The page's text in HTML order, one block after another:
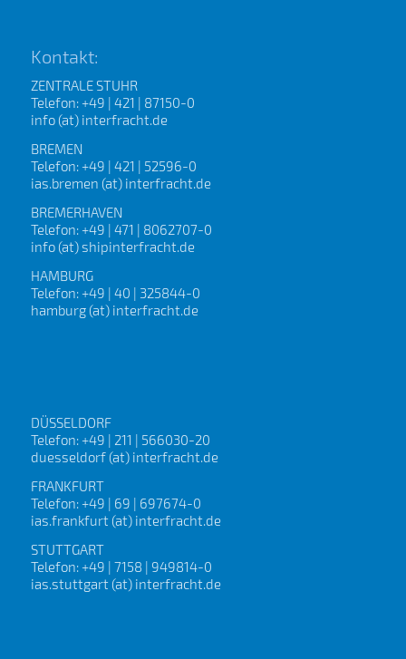
Kontakt:
ZENTRALE STUHR
Telefon: +49 | 421 | 87150-0
info (at) interfracht.de
BREMEN
Telefon: +49 | 421 | 52596-0
ias.bremen (at) interfracht.de
BREMERHAVEN
Telefon: +49 | 471 | 8062707-0
info (at) shipinterfracht.de
HAMBURG
Telefon: +49 | 40 | 325844-0
hamburg (at) interfracht.de
DÜSSELDORF
Telefon: +49 | 211 | 566030-20
duesseldorf (at) interfracht.de
FRANKFURT
Telefon: +49 | 69 | 697674-0
ias.frankfurt (at) interfracht.de
STUTTGART
Telefon: +49 | 7158 | 949814-0
ias.stuttgart (at) interfracht.de